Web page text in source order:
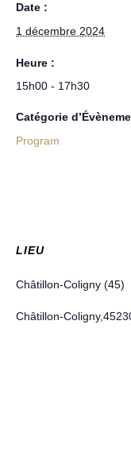
Date :
1 décembre 2024
Heure :
15h00 - 17h30
Catégorie
Program
LIEU
Châtillon-Coligny (45)
Châtillon-Coligny,